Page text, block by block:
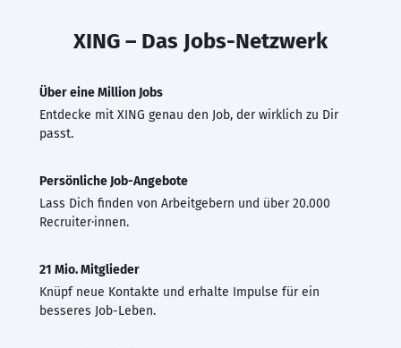
XING – Das Jobs-Netzwerk
Über eine Million Jobs
Entdecke mit XING genau den Job, der wirklich zu Dir
passt.
Persönliche Job-Angebote
Lass Dich finden von Arbeitgebern und über 20.000
Recruiter·innen.
21 Mio. Mitglieder
Knüpf neue Kontakte und erhalte Impulse für ein
besseres Job-Leben.